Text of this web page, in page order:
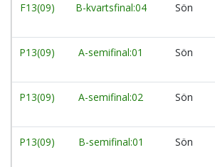
F13(09) B-kvartsfinal:04 Sön
P13(09) A-semifinal:01 Sön
P13(09) A-semifinal:02 Sön
P13(09) B-semifinal:01 Sön